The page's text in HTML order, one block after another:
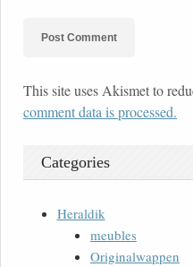
This site uses Akismet to
comment data is processed.
Categories
Heraldik
meubles
Originalwappen